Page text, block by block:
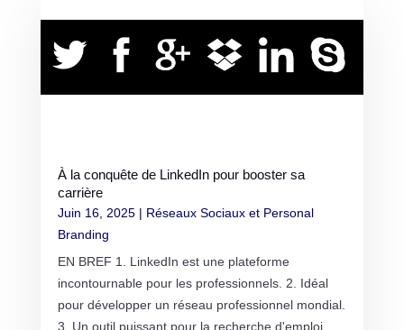
À la conquête de LinkedIn pour booster sa
carrière
Juin 16, 2025| Réseaux Sociaux et Personal
Branding
EN BREF 1. LinkedIn est une plateforme
incontournable pour les professionnels. 2. Idéal
pour développer un réseau professionnel mondial.
3. Un outil puissant pour la recherche d'emploi